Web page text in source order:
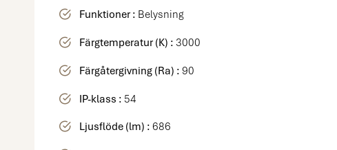
Funktioner : Belysning
Färgtemperatur (K) : 3000
Färgåtergivning (Ra) :90
IP-klass : 54
Ljusflöde (lm) :686